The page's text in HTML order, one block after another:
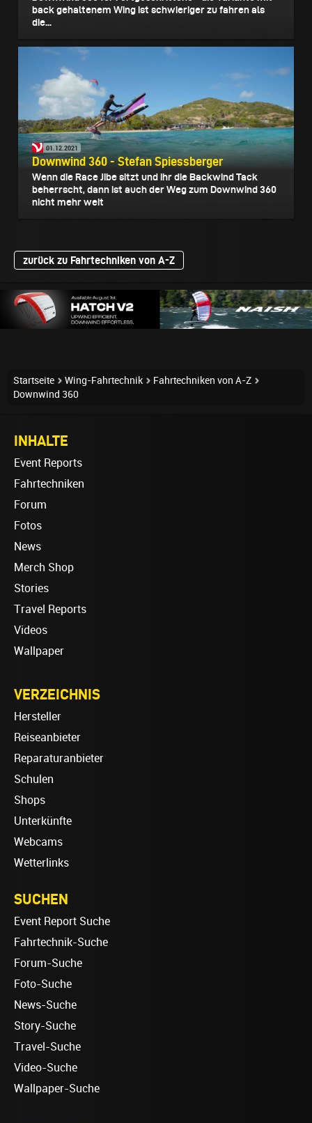
back gehaltenem Wing ist schwieriger zu fahren als
die...
01.12.2021
Downwind 360 - Stefan Spiessberger
Wenn die Race Jibe sitzt und ihr die Backwind Tack
beherrscht, dann ist auch der Weg zum Downwind 360
nicht mehr weit
zurück zu Fahrtechniken von A-Z
Startseite Wing-Fahrtechnik
Fahrtechniken von A-Z
Downwind 360
INHALTE
Event Reports
Fahrtechniken
Forum
Fotos
News
Merch Shop
Stories
Travel Reports
Videos
Wallpaper
VERZEICHNIS
Hersteller
Reiseanbieter
Reparaturanbieter
Schulen
Shops
Unterkünfte
Webcams
Wetterlinks
SUCHEN
Event Report Suche
Fahrtechnik-Suche
Forum-Suche
Foto-Suche
News-Suche
Story-Suche
Travel-Suche
Video-Suche
Wallpaper-Suche